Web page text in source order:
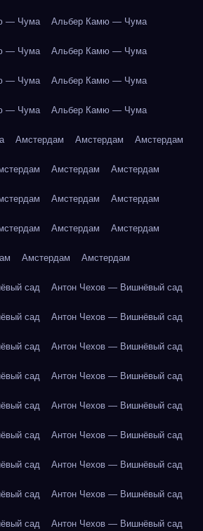
— Чума Альбер Камю — Чума
— Чума Альбер Камю — Чума
— Чума Альбер Камю — Чума
— Чума Альбер Камю — Чума
Амстердам Амстердам Амстердам
Амстердам Амстердам
Амстердам Амстердам
Амстердам Амстердам
Амстердам Амстердам
сад Антон Чехов — Вишнёвый сад
сад Антон Чехов — Вишнёвый сад
сад Антон Чехов — Вишнёвый сад
сад Антон Чехов — Вишнёвый сад
сад Антон Чехов — Вишнёвый сад
сад Антон Чехов — Вишнёвый сад
сад Антон Чехов — Вишнёвый сад
сад Антон Чехов — Вишнёвый сад
сад Антон Чехов — Вишнёвый сад